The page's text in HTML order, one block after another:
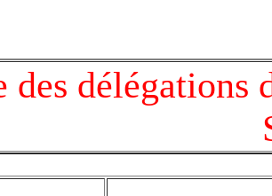
des délégations